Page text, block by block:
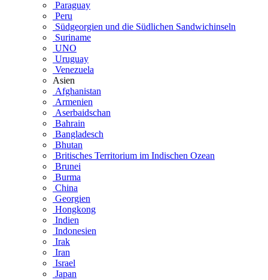
Paraguay
Peru
Südgeorgien und die Südlichen Sandwichinseln
Suriname
UNO
Uruguay
Venezuela
Asien
Afghanistan
Armenien
Aserbaidschan
Bahrain
Bangladesch
Bhutan
Britisches Territorium im Indischen Ozean
Brunei
Burma
China
Georgien
Hongkong
Indien
Indonesien
Irak
Iran
Israel
Japan